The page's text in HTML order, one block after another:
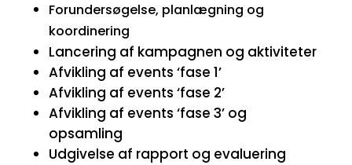
Forundersøgelse, planlægning og
koordinering
Lancering af kampagnen og aktiviteter
Afvikling af events ‘fase 1’
Afvikling af events ‘fase 2’
Afvikling af events ‘fase 3’ og
opsamling
Udgivelse af rapport og evaluering